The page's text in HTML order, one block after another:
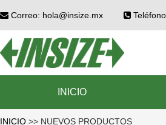
Correo: hola@insize.mx
INICIO
INICIO >> NUEVOS PRODUCTOS